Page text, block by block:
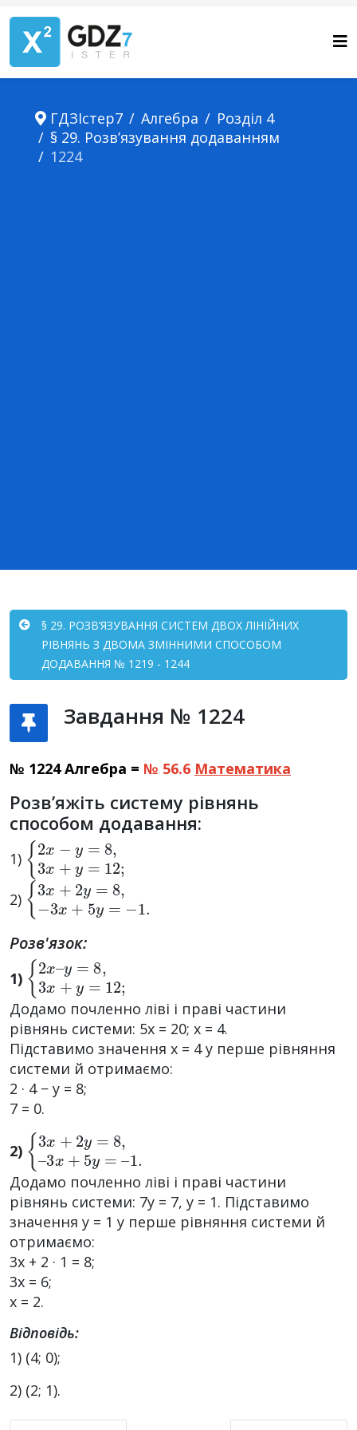
ГДЗІстер7 Алгебра
Розділ 4
§ 29. Розв’язування додаванням
1224
§ 29. РОЗВ’ЯЗУВАННЯ СИСТЕМ ДВОХ ЛІНІЙНИХ
РІВНЯНЬ З ДВОМА ЗМІННИМИ СПОСОБОМ
ДОДАВАННЯ № 1219 - 1244
Завдання № 1224
№ 1224 Алгебра = № 56.6 Математика
Розв’яжіть систему рівнянь
способом додавання:
1) {2x− y=8 ,3 x+
2) {3x+ 2y=8 ,− 3x
Розв'язок:
1) {2x–
y=8,3x +y =12
Додамо почленно ліві і праві частини
рівнянь системи: 5x = 20; x = 4.
Підставимо значення x = 4 у перше рівняння
системи й отримаємо:
2 · 4 − y = 8;
7 = 0.
2) {3x+ 2y=8 ,–
3x+5y =–1.
Додамо почленно ліві і праві частини
рівнянь системи: 7y = 7, y = 1. Підставимо
значення y = 1 у перше рівняння системи й
отримаємо:
3x + 2 · 1 = 8;
3x = 6;
x = 2.
Відповідь:
1) (4; 0);
2) (2; 1).